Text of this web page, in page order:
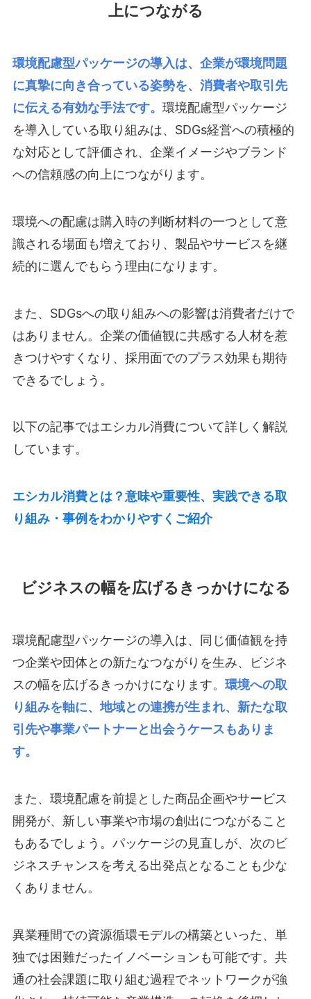
上につながる
環境配慮型パッケージの導入は、企業が環境問題
に真摯に向き合っている姿勢を、消費者や取引先
に伝える有効な手法です。 環境配慮型パッケージ
を導入している取り組みは、SDGs経営への積極的
な対応として評価され、企業イメージやブランド
への信頼感の向上につながります。
環境への配慮は購入時の判断材料の一つとして意
識される場面も増えており、製品やサービスを継
続的に選んでもらう理由になります。
また、SDGsへの取り組みへの影響は消費者だけで
はありません。企業の価値観に共感する人材を惹
きつけやすくなり、採用面でのプラス効果も期待
できるでしょう。
以下の記事ではエシカル消費について詳しく解説
しています。
エシカル消費とは？意味や重要性、実践できる取
り組み・事例をわかりやすくご紹介
ビジネスの幅を広げるきっかけになる
環境配慮型パッケージの導入は、同じ価値観を持
つ企業や団体との新たなつながりを生み、ビジネ
スの幅を広げるきっかけになります。 環境への取
り組みを軸に、地域との連携が生まれ、新たな取
引先や事業パートナーと出会うケースもありま
す。
また、環境配慮を前提とした商品企画やサービス
開発が、新しい事業や市場の創出につながること
もあるでしょう。パッケージの見直しが、次のビ
ジネスチャンスを考える出発点となることも少な
くありません。
異業種間での資源循環モデルの構築といった、単
独では困難だったイノベーションも可能です。共
通の社会課題に取り組む過程でネットワークが強